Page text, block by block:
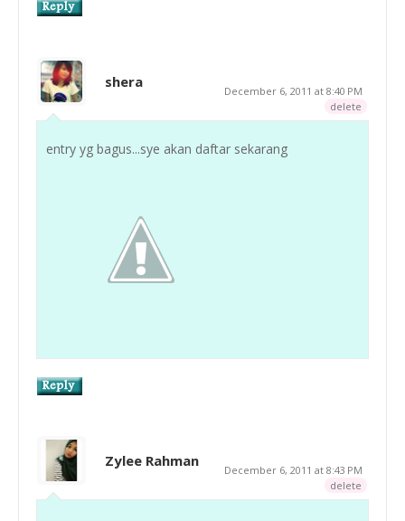
shera
December 6, 2011 at 8:40 PM
delete
entry yg bagus...sye akan daftar sekarang
Zylee Rahman
December 6, 2011 at 8:43 PM
delete